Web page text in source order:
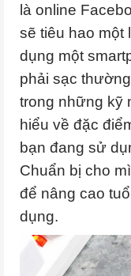
là online
sẽ tiêu hao một
dụng một
phải sạc
trong những kỹ
hiểu về đặc
bạn đang sử
Chuẩn bị cho
để nâng cao
dụng.